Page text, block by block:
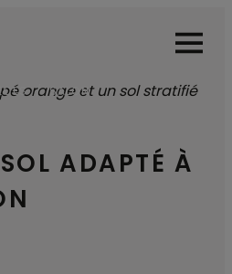
OpenOpen
ADAPTÉ À
SALON